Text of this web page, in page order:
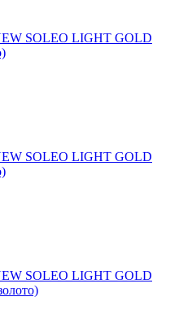
SOLEO LIGHT GOLD
SOLEO LIGHT GOLD
SOLEO LIGHT GOLD